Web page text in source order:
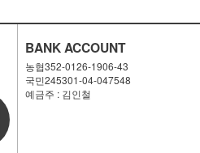
BANK ACCOUNT
농협352-0126-1906-43
국민245301-04-047548
예금주 : 김인철